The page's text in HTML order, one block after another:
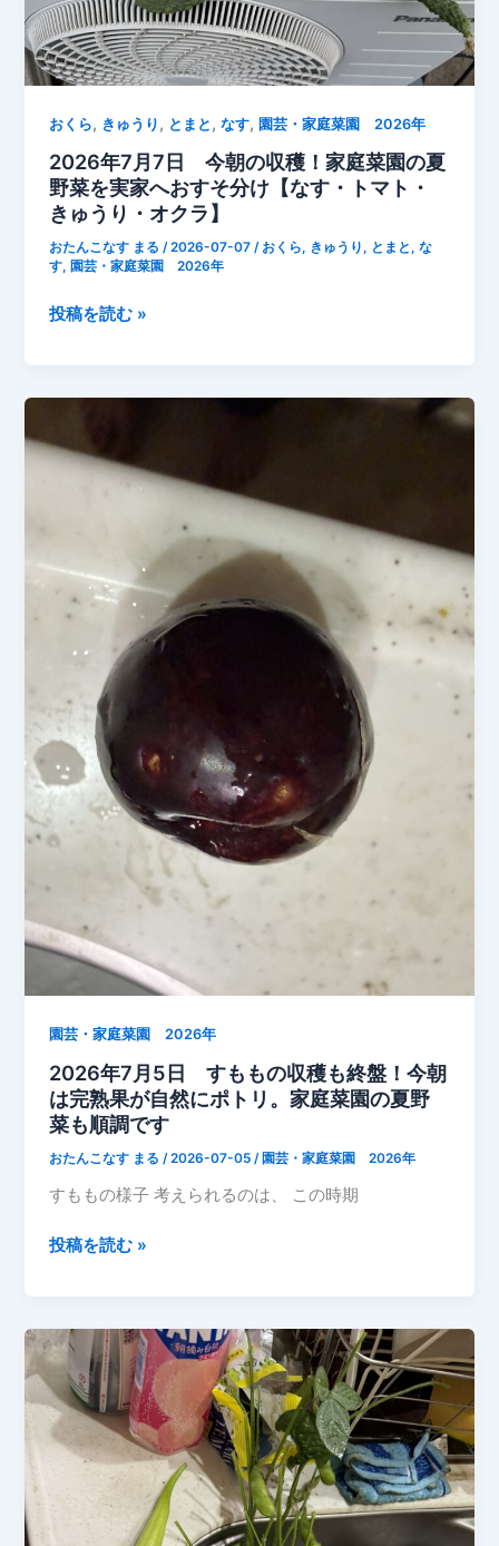
ト！
今
年
最
初
完
熟
ブ
ル
ー
ベ
穫
し
【家
園】
おくら, きゅうり , とまと ,なす,園芸・家庭菜園 2026年
2026年7月7日 今朝の収穫！家庭菜園の夏
野菜を実家へおすそ分け【なす・トマト・
きゅうり・オクラ】
おたんこなす まる/2026-07-07/ おくら, きゅうり , とまと ,な
す, 園芸・家庭菜園 2026年
2026
月
日
穫！
の
夏
野
菜
を
実
お
す
け
【な
す・
ト
マ
ト・
き
う
ク
ラ】
投稿を読む »
園芸・家庭菜園 2026年
2026年7月5日 すももの収穫も終盤！今朝
は完熟果が自然にポトリ。家庭菜園の夏野
菜も順調です
おたんこなす まる /2026-07-05 / 園芸・家庭菜園 2026年
すももの様子 考えられるのは、 この時期
2026
月
5
日
す
投稿を読む »